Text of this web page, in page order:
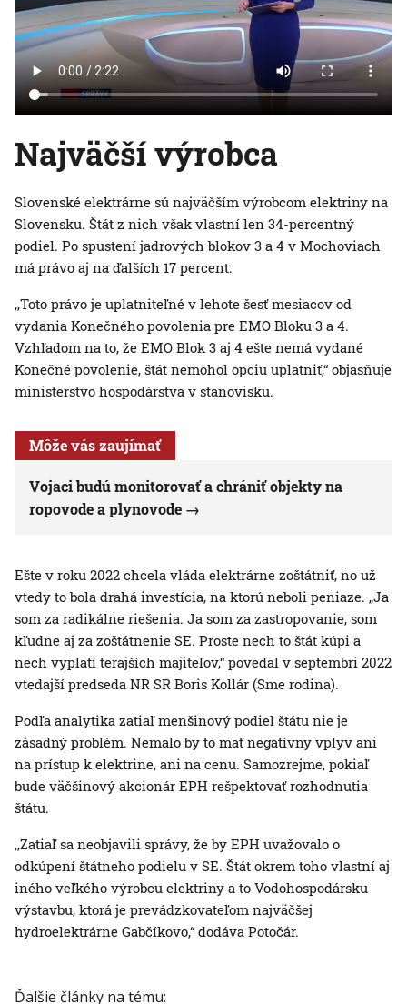
Najväčší výrobca
Slovenské elektrárne sú najväčším výrobcom elektriny na
Slovensku. Štát z nich však vlastní len 34-percentný
podiel. Po spustení jadrových blokov 3 a 4 v Mochoviach
má právo aj na ďalších 17 percent.
,,Toto právo je uplatniteľné v lehote šesť mesiacov od
vydania Konečného povolenia pre EMO Bloku 3 a 4.
Vzhľadom na to, že EMO Blok 3 aj 4 ešte nemá vydané
Konečné povolenie, štát nemohol opciu uplatniť,“ objasňuje
ministerstvo hospodárstva v stanovisku.
Môže vás zaujímať
Vojaci budú monitorovať a chrániť objekty na
ropovode a plynovode
Ešte v roku 2022 chcela vláda elektrárne zoštátniť, no už
vtedy to bola drahá investícia, na ktorú neboli peniaze. „Ja
som za radikálne riešenia. Ja som za zastropovanie, som
kľudne aj za zoštátnenie SE. Proste nech to štát kúpi a
nech vyplatí terajších majiteľov,“ povedal v septembri 2022
vtedajší predseda NR SR Boris Kollár (Sme rodina).
Podľa analytika zatiaľ menšinový podiel štátu nie je
zásadný problém. Nemalo by to mať negatívny vplyv ani
na prístup k elektrine, ani na cenu. Samozrejme, pokiaľ
bude väčšinový akcionár EPH rešpektovať rozhodnutia
štátu.
,,Zatiaľ sa neobjavili správy, že by EPH uvažovalo o
odkúpení štátneho podielu v SE. Štát okrem toho vlastní aj
iného veľkého výrobcu elektriny a to Vodohospodársku
výstavbu, ktorá je prevádzkovateľom najväčšej
hydroelektrárne Gabčíkovo,“ dodáva Potočár.
Ďalšie články na tému: